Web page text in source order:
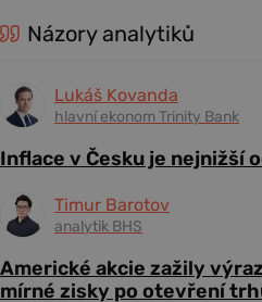
Názory analytiků
Lukáš Kovanda
hlavní ekonom Trinity Bank
Inflace v Česku je nejnižší
Timur Barotov
analytik BHS
Americké akcie zažily
mírné zisky po otevření